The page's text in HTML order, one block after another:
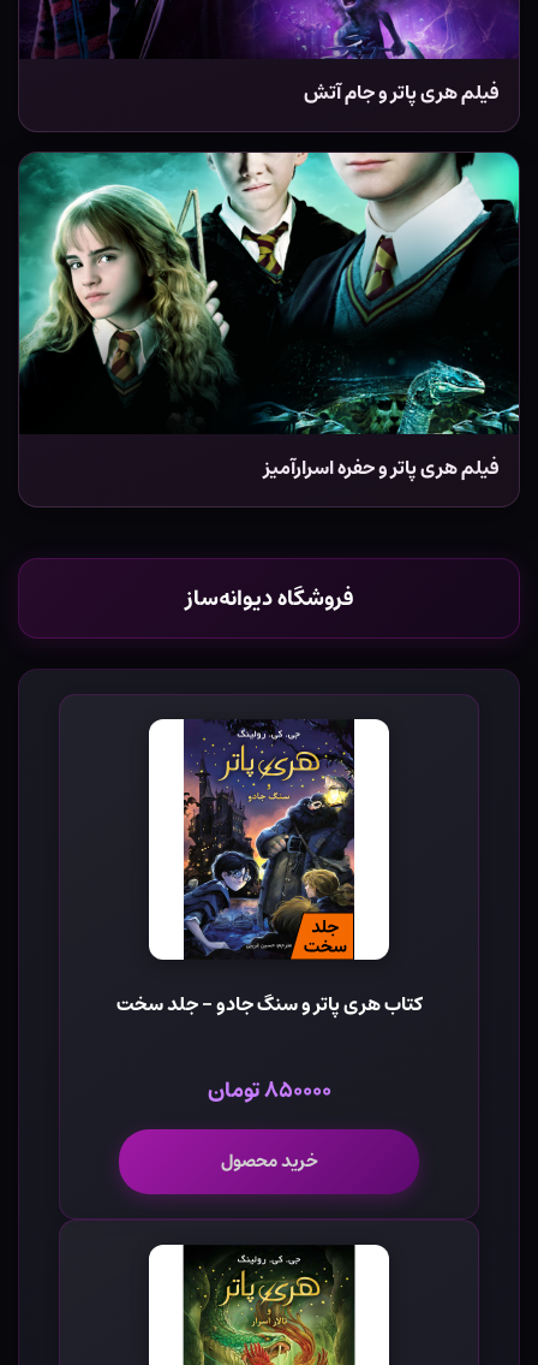
فیلم هری پاتر و جام آتش
فیلم هری پاتر و حفره اسرارآمیز
فروشگاه دیوانه‌ساز
کتاب هری پاتر و سنگ جادو - جلد سخت
۸۵۰۰۰۰ تومان
خرید محصول